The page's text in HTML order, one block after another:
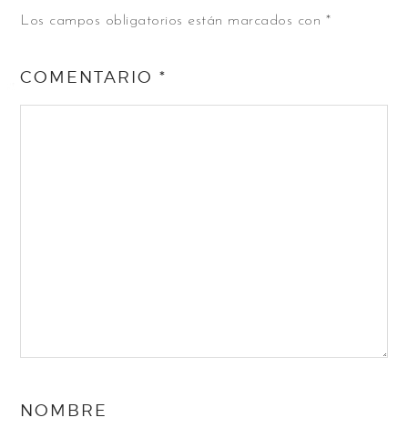
Los campos obligatorios están marcados con *
COMENTARIO*
NOMBRE